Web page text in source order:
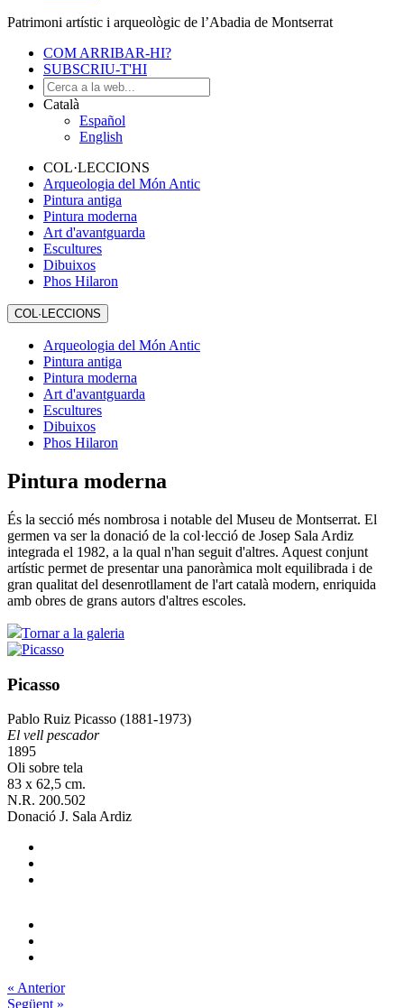
Patrimoni artístic i arqueològic de l’Abadia de Montserrat
COM ARRIBAR-HI?
SUBSCRIU-T'HI
Català
Español
English
COL·LECCIONS
Arqueologia del Món Antic
Pintura antiga
Pintura moderna
Art d'avantguarda
Escultures
Dibuixos
Phos Hilaron
COL·LECCIONS
Arqueologia del Món Antic
Pintura antiga
Pintura moderna
Art d'avantguarda
Escultures
Dibuixos
Phos Hilaron
Pintura moderna
És la secció més nombrosa i notable del Museu de Montserrat. El
germen va ser la donació de la col·lecció de Josep Sala Ardiz
integrada el 1982, a la qual n'han seguit d'altres. Aquest conjunt
artístic permet de presentar una panoràmica molt equilibrada i de
gran qualitat del desenrotllament de l'art català modern, enriquida
amb obres de grans autors d'altres escoles.
Tornar a la galeria
Picasso
Pablo Ruiz Picasso (1881-1973)
El vell pescador
1895
Oli sobre tela
83 x 62,5 cm.
N.R. 200.502
Donació J. Sala Ardiz
« Anterior
Següent »